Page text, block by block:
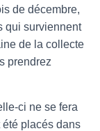
de décembre,
qui surviennent
de la collecte
prendrez
ci ne se fera
été placés dans